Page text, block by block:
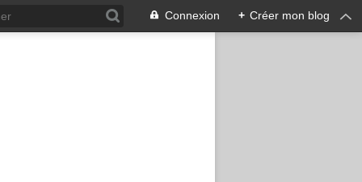
Connexion + Créer mon blog